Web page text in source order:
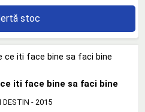
stoc
iti face bine sa faci bine
DESTIN - 2015